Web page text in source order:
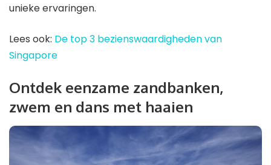
unieke ervaringen.
Lees ook: De top 3 bezienswaardigheden van
Singapore
Ontdek eenzame zandbanken,
zwem en dans met haaien